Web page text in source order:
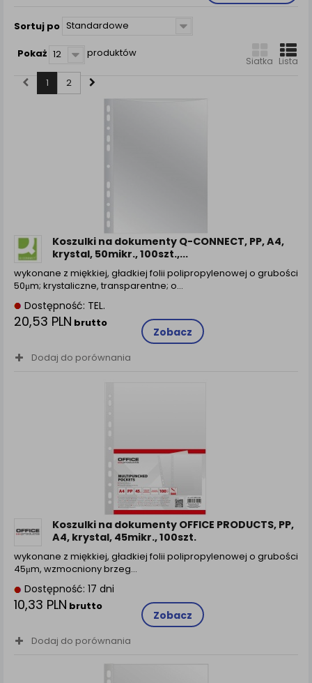
Sortuj po Standardowe
Pokaż 12 produktów
Siatka Lista
1 2
Koszulki na dokumenty Q-CONNECT, PP, A4,
krystal, 50mikr., 100szt.,...
wykonane z miękkiej, gładkiej folii polipropylenowej o grubości
50μm; krystaliczne, transparentne; o...
Dostępność: TEL.
20,53 PLN brutto
Zobacz
Dodaj do porównania
Koszulki na dokumenty OFFICE PRODUCTS, PP,
A4, krystal, 45mikr., 100szt.
wykonane z miękkiej, gładkiej folii polipropylenowej o grubości
45μm, wzmocniony brzeg…
Dostępność: 17 dni
10,33 PLN brutto
Zobacz
Dodaj do porównania
Każda Państwa zgoda jest dobrowolna i można ją w
Polityka prywatności (rozwiń)
Klauzula Informacyjna (rozwiń)
Lista Zaufanych Partnerów (rozwiń)